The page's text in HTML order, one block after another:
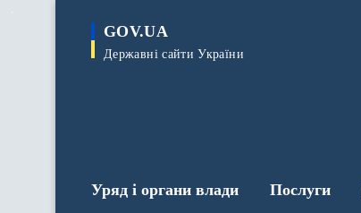
GOV.UA
Державні сайти України
Уряд і органи влади Послуги